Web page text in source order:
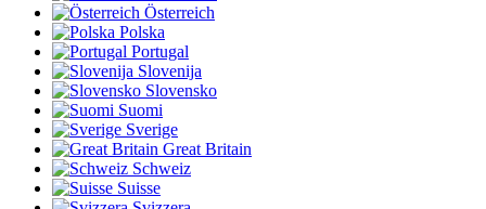
Österreich
Polska
Portugal
Slovenija
Slovensko
Suomi
Sverige
Great Britain
Schweiz
Suisse